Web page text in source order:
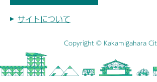
サイトについて
Copyright © Kakamigahara